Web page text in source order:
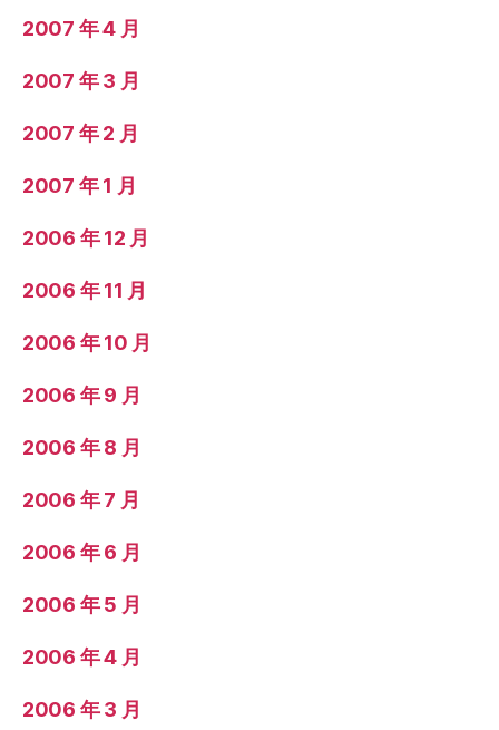
2007 年 4 月
2007 年 3 月
2007 年 2 月
2007 年 1 月
2006 年 12 月
2006 年 11 月
2006 年 10 月
2006 年 9 月
2006 年 8 月
2006 年 7 月
2006 年 6 月
2006 年 5 月
2006 年 4 月
2006 年 3 月